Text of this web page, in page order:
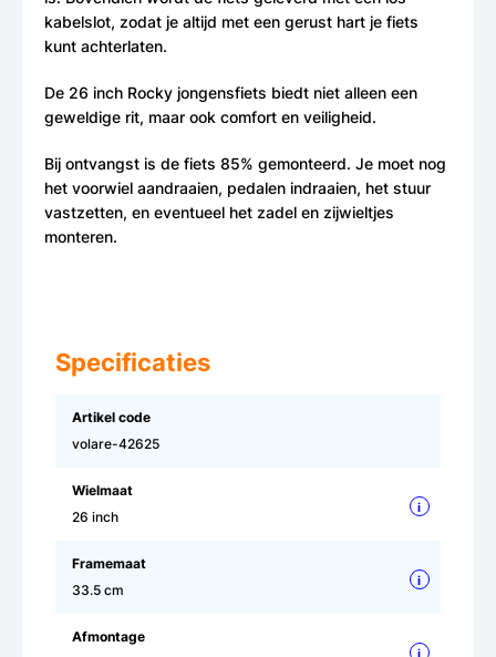
kabelslot, zodat je altijd met een gerust hart je fiets
kunt achterlaten.
De 26 inch Rocky jongensfiets biedt niet alleen een
geweldige rit, maar ook comfort en veiligheid.
Bij ontvangst is de fiets 85% gemonteerd. Je moet nog
het voorwiel aandraaien, pedalen indraaien, het stuur
vastzetten, en eventueel het zadel en zijwieltjes
monteren.
Specificaties
Artikel code
volare-42625
Wielmaat
26 inch
i
Framemaat
33.5 cm
i
Afmontage
i